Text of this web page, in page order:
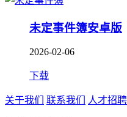
未定事件簿安卓版
2026-02-06
下载
关于我们 联系我们 人才招聘